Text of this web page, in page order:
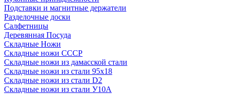
Подставки и магнитные держатели
Разделочные доски
Салфетницы
Деревянная Посуда
Складные Ножи
Cкладные ножи СССР
Складные ножи из дамасской стали
Складные ножи из стали 95х18
Складные ножи из стали D2
Складные ножи из стали У10А